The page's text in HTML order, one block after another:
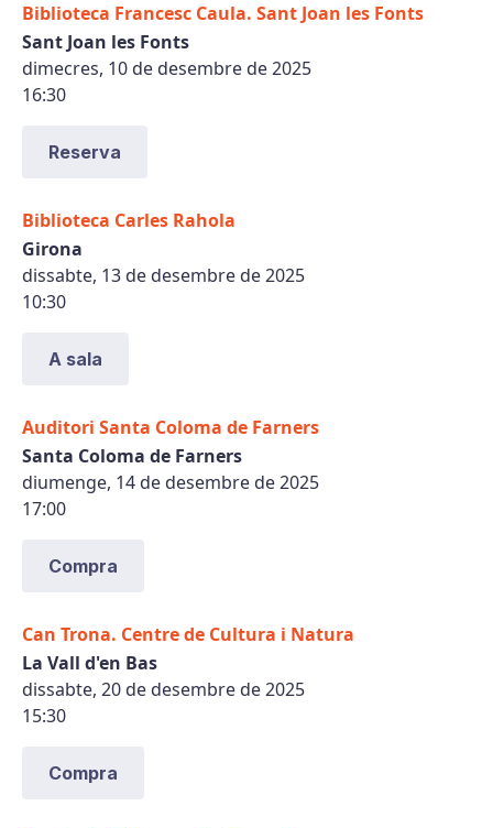
Biblioteca Francesc Caula. Sant Joan les Fonts
Sant Joan les Fonts
dimecres, 10 de desembre de 2025
16:30
Reserva
Biblioteca Carles Rahola
Girona
dissabte, 13 de desembre de 2025
10:30
A sala
Auditori Santa Coloma de Farners
Santa Coloma de Farners
diumenge, 14 de desembre de 2025
17:00
Compra
Can Trona. Centre de Cultura i Natura
La Vall d'en Bas
dissabte, 20 de desembre de 2025
15:30
Compra